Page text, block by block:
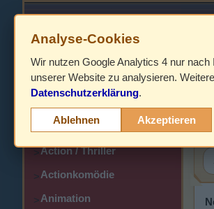
HOME
>
> Action
>Action / Thriller
>Actionkomödie
>Animation
Analyse-Cookies
Wir nutzen Google Analytics 4 nur
unserer Website zu analysieren.
Datenschutzerklärung.
Ablehnen Akzeptieren